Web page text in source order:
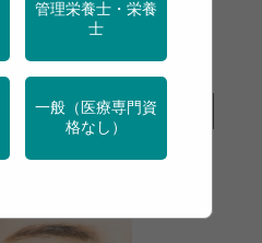
特定保健指導 産業保健
管理栄養士・栄養
士
一般（医療専門資
格なし）